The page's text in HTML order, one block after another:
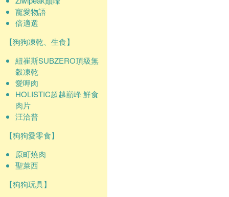
寵愛物語
倍適選
【狗狗凍乾、生食】
紐崔斯SUBZERO頂級無
穀凍乾
愛呷肉
HOLISTIC超越巔峰 鮮食
肉片
汪洽普
【狗狗愛零食】
原町燒肉
聖萊西
【狗狗玩具】